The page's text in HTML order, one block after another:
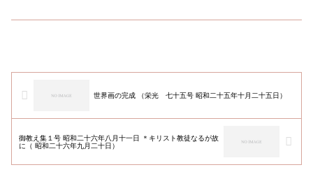
世界画の完成 （栄光 七十五号 昭和二十五年十月二十五日）
御教え集１号 昭和二十六年八月十一日 ＊キリスト教徒なるが故
に（ 昭和二十六年九月二十日）